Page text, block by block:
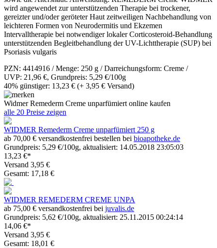
wird angewendet zur unterstützenden Therapie bei trockener,
gereizter und/oder geröteter Haut zeitweiligen Nachbehandlung von
leichteren Formen von Neurodermitis und Ekzemen
Intervalltherapie bei notwendiger lokaler Corticosteroid-Behandlung
unterstützenden Begleitbehandlung der UV-Lichttherapie (SUP) bei
Psoriasis vulgaris
PZN: 4414916 / Menge: 250 g / Darreichungsform: Creme /
UVP: 21,96 €, Grundpreis: 5,29 €/100g
40% günstiger: 13,23 € (+ 3,95 € Versand)
Widmer Remederm Creme unparfümiert online kaufen
alle 20 Preise zeigen
WIDMER Remederm Creme unparfümiert 250 g
ab 70,00 € versandkostenfrei bestellen bei bioapotheke.de
Grundpreis: 5,29 €/100g, aktualisiert: 14.05.2018 23:05:03
13,23 €*
Versand 3,95 €
Gesamt: 17,18 €
WIDMER REMEDERM CREME UNPA
ab 75,00 € versandkostenfrei bei juvalis.de
Grundpreis: 5,62 €/100g, aktualisiert: 25.11.2015 00:24:14
14,06 €*
Versand 3,95 €
Gesamt: 18,01 €